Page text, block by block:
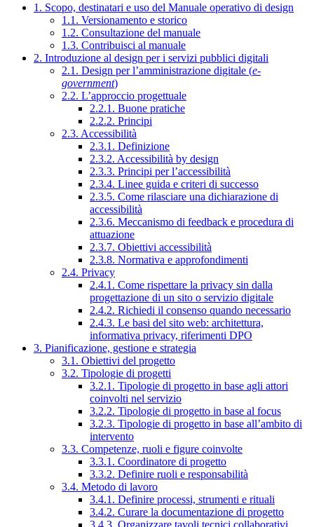
1. Scopo, destinatari e uso del Manuale operativo di design
1.1. Versionamento e storico
1.2. Consultazione del manuale
1.3. Contribuisci al manuale
2. Introduzione al design per i servizi pubblici digitali
2.1. Design per l’amministrazione digitale (e-
government)
2.2. L’approccio progettuale
2.2.1. Buone pratiche
2.2.2. Principi
2.3. Accessibilità
2.3.1. Definizione
2.3.2. Accessibilità by design
2.3.3. Principi per l’accessibilità
2.3.4. Linee guida e criteri di successo
2.3.5. Come rilasciare una dichiarazione di
accessibilità
2.3.6. Meccanismo di feedback e procedura di
attuazione
2.3.7. Obiettivi accessibilità
2.3.8. Normativa e approfondimenti
2.4. Privacy
2.4.1. Come rispettare la privacy sin dalla
progettazione di un sito o servizio digitale
2.4.2. Richiedi il consenso quando necessario
2.4.3. Le basi del sito web: architettura,
informativa privacy, riferimenti DPO
3. Pianificazione, gestione e strategia
3.1. Obiettivi del progetto
3.2. Tipologie di progetti
3.2.1. Tipologie di progetto in base agli attori
coinvolti nel servizio
3.2.2. Tipologie di progetto in base al focus
3.2.3. Tipologie di progetto in base all’ambito di
intervento
3.3. Competenze, ruoli e figure coinvolte
3.3.1. Coordinatore di progetto
3.3.2. Definire ruoli e responsabilità
3.4. Metodo di lavoro
3.4.1. Definire processi, strumenti e rituali
3.4.2. Curare la documentazione di progetto
3.4.3. Organizzare tavoli tecnici collaborativi